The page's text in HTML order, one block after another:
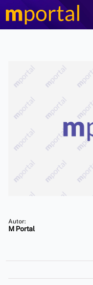
Autor:
M Portal